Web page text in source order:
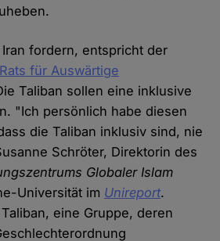
fordern, entspricht der
für Auswärtige
Taliban sollen eine inklusive
"Ich persönlich habe diesen
die Taliban inklusiv sind, nie
Schröter, Direktorin des
Globaler Islam
Universität im Unireport.
eine Gruppe, deren